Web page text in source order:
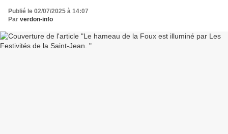
Publié le 02/07/2025 à 14:07
Par verdon-info